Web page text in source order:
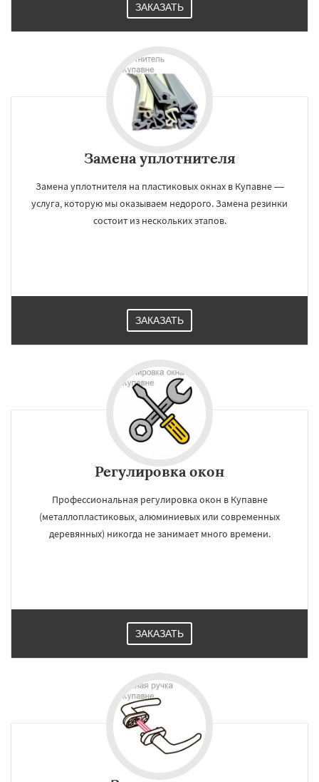
ЗАКАЗАТЬ
Замена уплотнителя
Замена уплотнителя на пластиковых окнах в Купавне —
услуга, которую мы оказываем недорого. Замена резинки
состоит из нескольких этапов.
ЗАКАЗАТЬ
Регулировка окон
Профессиональная регулировка окон в Купавне
(металлопластиковых, алюминиевых или современных
деревянных) никогда не занимает много времени.
ЗАКАЗАТЬ